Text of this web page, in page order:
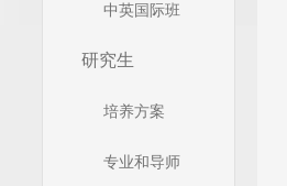
中英国际班
研究生
培养方案
专业和导师